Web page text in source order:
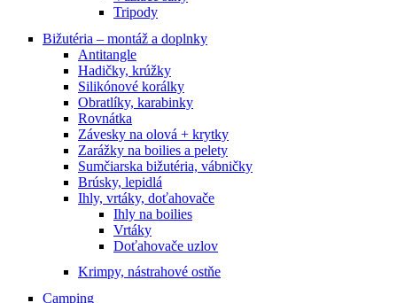
Tripody
Bižutéria – montáž a doplnky
Antitangle
Hadičky, krúžky
Silikónové korálky
Obratlíky, karabinky
Rovnátka
Závesky na olová + krytky
Zarážky na boilies a pelety
Sumčiarska bižutéria, vábničky
Brúsky, lepidlá
Ihly, vrtáky, doťahovače
Ihly na boilies
Vrtáky
Doťahovače uzlov
Krimpy, nástrahové ostňe
Camping